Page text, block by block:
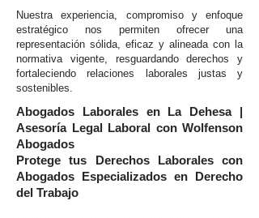
Nuestra experiencia, compromiso y enfoque
estratégico nos permiten ofrecer una
representación sólida, eficaz y alineada con la
normativa vigente, resguardando derechos y
fortaleciendo relaciones laborales justas y
sostenibles.
Abogados Laborales en La Dehesa |
Asesoría Legal Laboral con Wolfenson
Abogados
Protege tus Derechos Laborales con
Abogados Especializados en Derecho
del Trabajo